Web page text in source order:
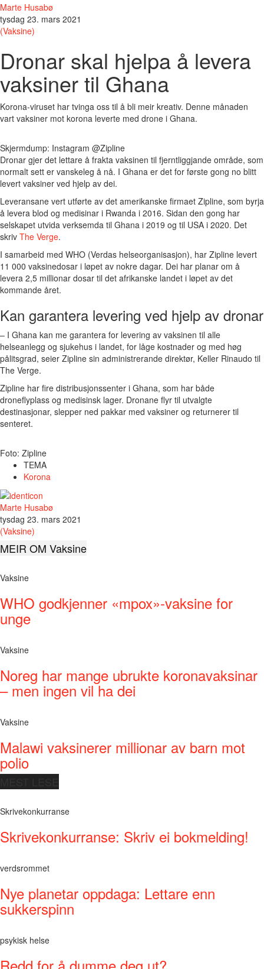
Marte Husabø
tysdag 23. mars 2021
(Vaksine)
Dronar skal hjelpa å levera
vaksiner til Ghana
Korona-viruset har tvinga oss til å bli meir kreativ. Denne månaden
vart vaksiner mot korona leverte med drone i Ghana.
Skjermdump: Instagram @Zipline
Dronar gjer det lettare å frakta vaksinen til fjerntliggjande område, som
normalt sett er vanskeleg å nå. I Ghana er det for første gong no blitt
levert vaksiner ved hjelp av dei.
Leveransane vert utførte av det amerikanske firmaet Zipline, som byrja
å levera blod og medisinar i Rwanda i 2016. Sidan den gong har
selskapet utvida verksemda til Ghana i 2019 og til USA i 2020. Det
skriv The Verge.
I samarbeid med WHO (Verdas helseorganisasjon), har Zipline levert
11 000 vaksinedosar i løpet av nokre dagar. Dei har planar om å
levera 2,5 millionar dosar til det afrikanske landet i løpet av det
kommande året.
Kan garantera levering ved hjelp av dronar
– I Ghana kan me garantera for levering av vaksinen til alle
helseanlegg og sjukehus i landet, for låge kostnader og med høg
pålitsgrad, seier Zipline sin administrerande direktør, Keller Rinaudo til
The Verge.
Zipline har fire distribusjonssenter i Ghana, som har både
droneflyplass og medisinsk lager. Dronane flyr til utvalgte
destinasjonar, slepper ned pakkar med vaksiner og returnerer til
senteret.
Foto: Zipline
TEMA
Korona
Marte Husabø
tysdag 23. mars 2021
(Vaksine)
MEIR OM Vaksine
Vaksine
WHO godkjenner «mpox»-vaksine for
unge
Vaksine
Noreg har mange ubrukte koronavaksinar
– men ingen vil ha dei
Vaksine
Malawi vaksinerer millionar av barn mot
polio
Skrivekonkurranse
Skrivekonkurranse: Skriv ei bokmelding!
verdsrommet
Nye planetar oppdaga: Lettare enn
sukkerspinn
psykisk helse